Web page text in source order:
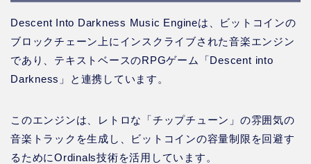
Descent Into Darkness Music Engineは、ビットコインの
ブロックチェーン上にインスクライブされた音楽エンジン
であり、テキストベースのRPGゲーム「Descent into
Darkness」と連携しています。
このエンジンは、レトロな「チップチューン」の雰囲気の
音楽トラックを生成し、ビットコインの容量制限を回避す
るためにOrdinals技術を活用しています。